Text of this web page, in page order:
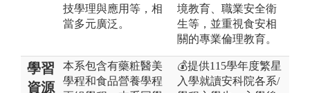
技學理與應用等，相
當多元廣泛。
境教育、職業安全衛
生等，並重視食安相
關的專業倫理教育。
學習
資源
本系包含有藥粧醫美
學程和食品營養學程
💰提供115學年度繁星
入學就讀安科院各系/